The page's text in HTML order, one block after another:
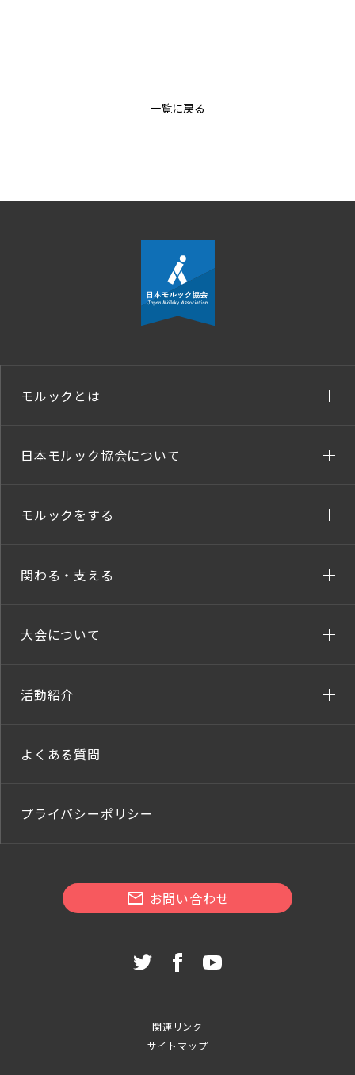
一覧に戻る
モルックとは
日本モルック協会について
モルックをする
関わる・支える
大会について
活動紹介
よくある質問
プライバシーポリシー
お問い合わせ
関連リンク
サイトマップ